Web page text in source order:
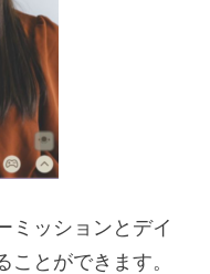
ミッションとデイ
ことができます。